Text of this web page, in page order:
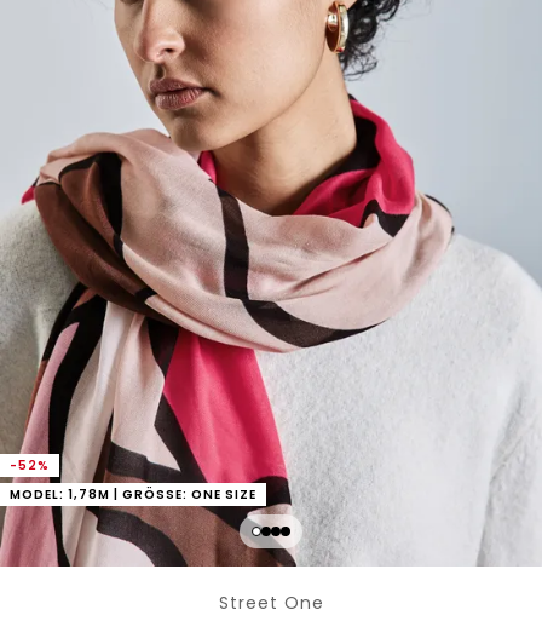
-52%
MODEL: 1,78M | GRÖSSE: ONE SIZE
Street One